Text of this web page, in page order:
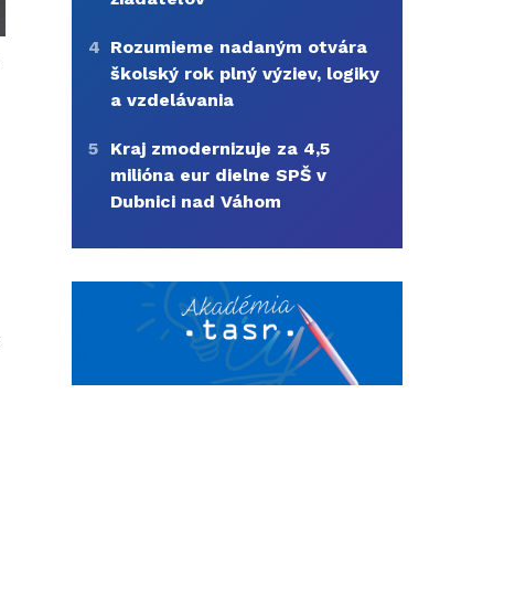
4 Rozumieme nadaným otvára
školský rok plný výziev, logiky
a vzdelávania
5
Kraj zmodernizuje za 4,5
milióna eur dielne SPŠ v
Dubnici nad Váhom